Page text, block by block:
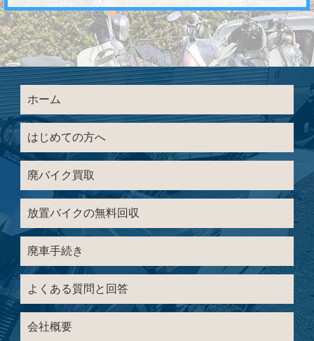
ホーム
はじめての方へ
廃バイク買取
放置バイクの無料回収
廃車手続き
よくある質問と回答
会社概要